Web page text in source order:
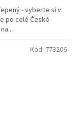
- vyberte si v
po celé České
Kód: 773206